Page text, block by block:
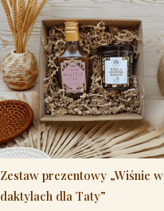
Zestaw prezentowy „Wiśnie w
daktylach dla Taty”